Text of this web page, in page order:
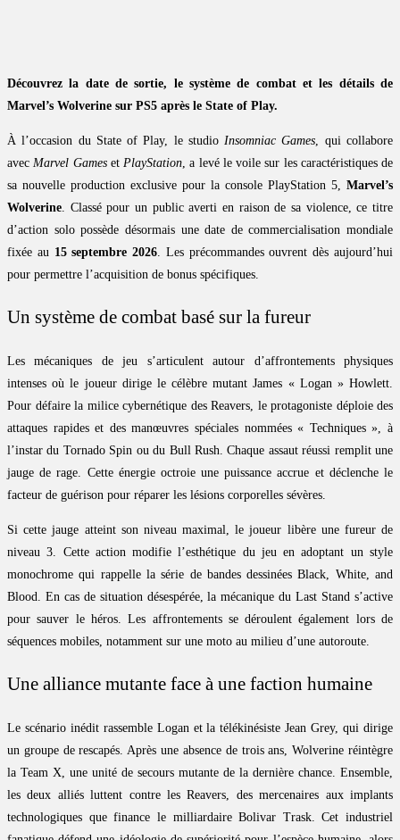
Découvrez la date de sortie, le système de combat et les détails de
Marvel’s Wolverine sur PS5 après le State of Play.
À l’occasion du State of Play, le studioInsomniac Games, qui collabore
avecMarvel Gameset PlayStation, a levé le voile sur les caractéristiques de
sa nouvelle production exclusive pour la console PlayStation 5, Marvel’s
Wolverine. Classé pour un public averti en raison de sa violence, ce titre
d’action solo possède désormais une date de commercialisation mondiale
fixée au 15 septembre 2026. Les précommandes ouvrent dès aujourd’hui
pour permettre l’acquisition de bonus spécifiques.
Un système de combat basé sur la fureur
Les mécaniques de jeu s’articulent autour d’affrontements physiques
intenses où le joueur dirige le célèbre mutant James « Logan » Howlett.
Pour défaire la milice cybernétique des Reavers, le protagoniste déploie des
attaques rapides et des manœuvres spéciales nommées « Techniques », à
l’instar du Tornado Spin ou du Bull Rush. Chaque assaut réussi remplit une
jauge de rage. Cette énergie octroie une puissance accrue et déclenche le
facteur de guérison pour réparer les lésions corporelles sévères.
Si cette jauge atteint son niveau maximal, le joueur libère une fureur de
niveau 3. Cette action modifie l’esthétique du jeu en adoptant un style
monochrome qui rappelle la série de bandes dessinées Black, White, and
Blood. En cas de situation désespérée, la mécanique du Last Stand s’active
pour sauver le héros. Les affrontements se déroulent également lors de
séquences mobiles, notamment sur une moto au milieu d’une autoroute.
Une alliance mutante face à une faction humaine
Le scénario inédit rassemble Logan et la télékinésiste Jean Grey, qui dirige
un groupe de rescapés. Après une absence de trois ans, Wolverine réintègre
la Team X, une unité de secours mutante de la dernière chance. Ensemble,
les deux alliés luttent contre les Reavers, des mercenaires aux implants
technologiques que finance le milliardaire Bolivar Trask. Cet industriel